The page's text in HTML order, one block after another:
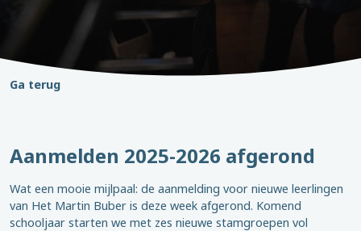
Ga terug
Aanmelden 2025-2026 afgerond
Wat een mooie mijlpaal: de aanmelding voor nieuwe leerlingen
van Het Martin Buber is deze week afgerond. Komend
schooljaar starten we met zes nieuwe stamgroepen vol